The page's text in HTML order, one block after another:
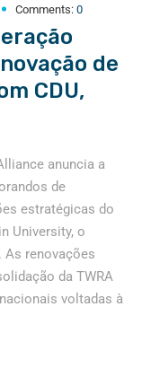
Comments: 0
de
CDU,
anuncia a
de
estratégicas do
University, o
As renovações
da TWRA
voltadas à